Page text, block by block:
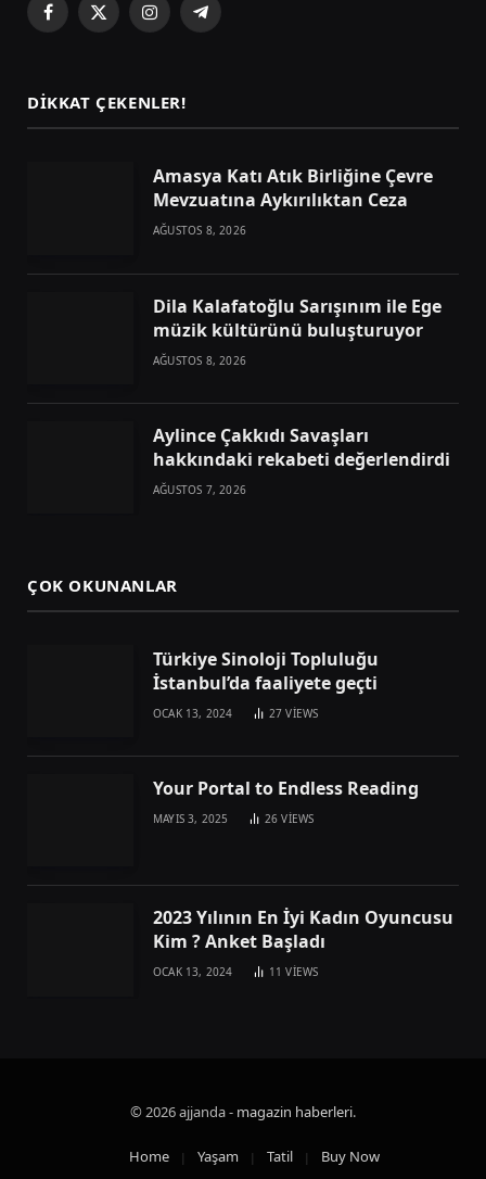
Facebook
X
InstagramTelegram
DIKKAT ÇEKENLER!
Amasya Katı Atık Birliğine Çevre
Mevzuatına Aykırılıktan Ceza
AĞUSTOS 8, 2026
Dila Kalafatoğlu Sarışınım ile Ege
müzik kültürünü buluşturuyor
AĞUSTOS 8, 2026
Aylince Çakkıdı Savaşları
hakkındaki rekabeti değerlendirdi
AĞUSTOS 7, 2026
ÇOK OKUNANLAR
Türkiye Sinoloji Topluluğu
İstanbul’da faaliyete geçti
OCAK 13, 2024 27VIEWS
Your Portal to Endless Reading
MAYIS 3, 2025 26VIEWS
2023 Yılının En İyi Kadın Oyuncusu
Kim ? Anket Başladı
OCAK 13, 2024 11VIEWS
© 2026 ajjanda - magazin haberleri.
Home Yaşam Tatil Buy Now